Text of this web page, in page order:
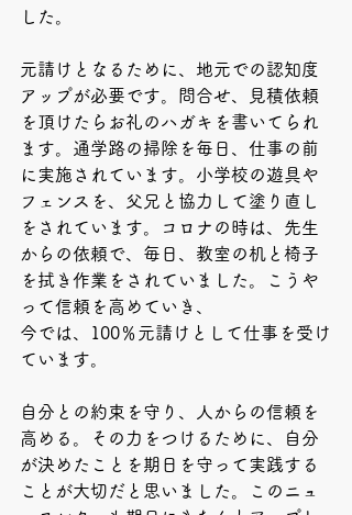
した。
元請けとなるために、地元での認知度
アップが必要です。問合せ、見積依頼
を頂けたらお礼のハガキを書いてられ
ます。通学路の掃除を毎日、仕事の前
に実施されています。小学校の遊具や
フェンスを、父兄と協力して塗り直し
をされています。コロナの時は、先生
からの依頼で、毎日、教室の机と椅子
を拭き作業をされていました。こうや
って信頼を高めていき、
今では、100％元請けとして仕事を受け
ています。
自分との約束を守り、人からの信頼を
高める。その力をつけるために、自分
が決めたことを期日を守って実践する
ことが大切だと思いました。このニュ